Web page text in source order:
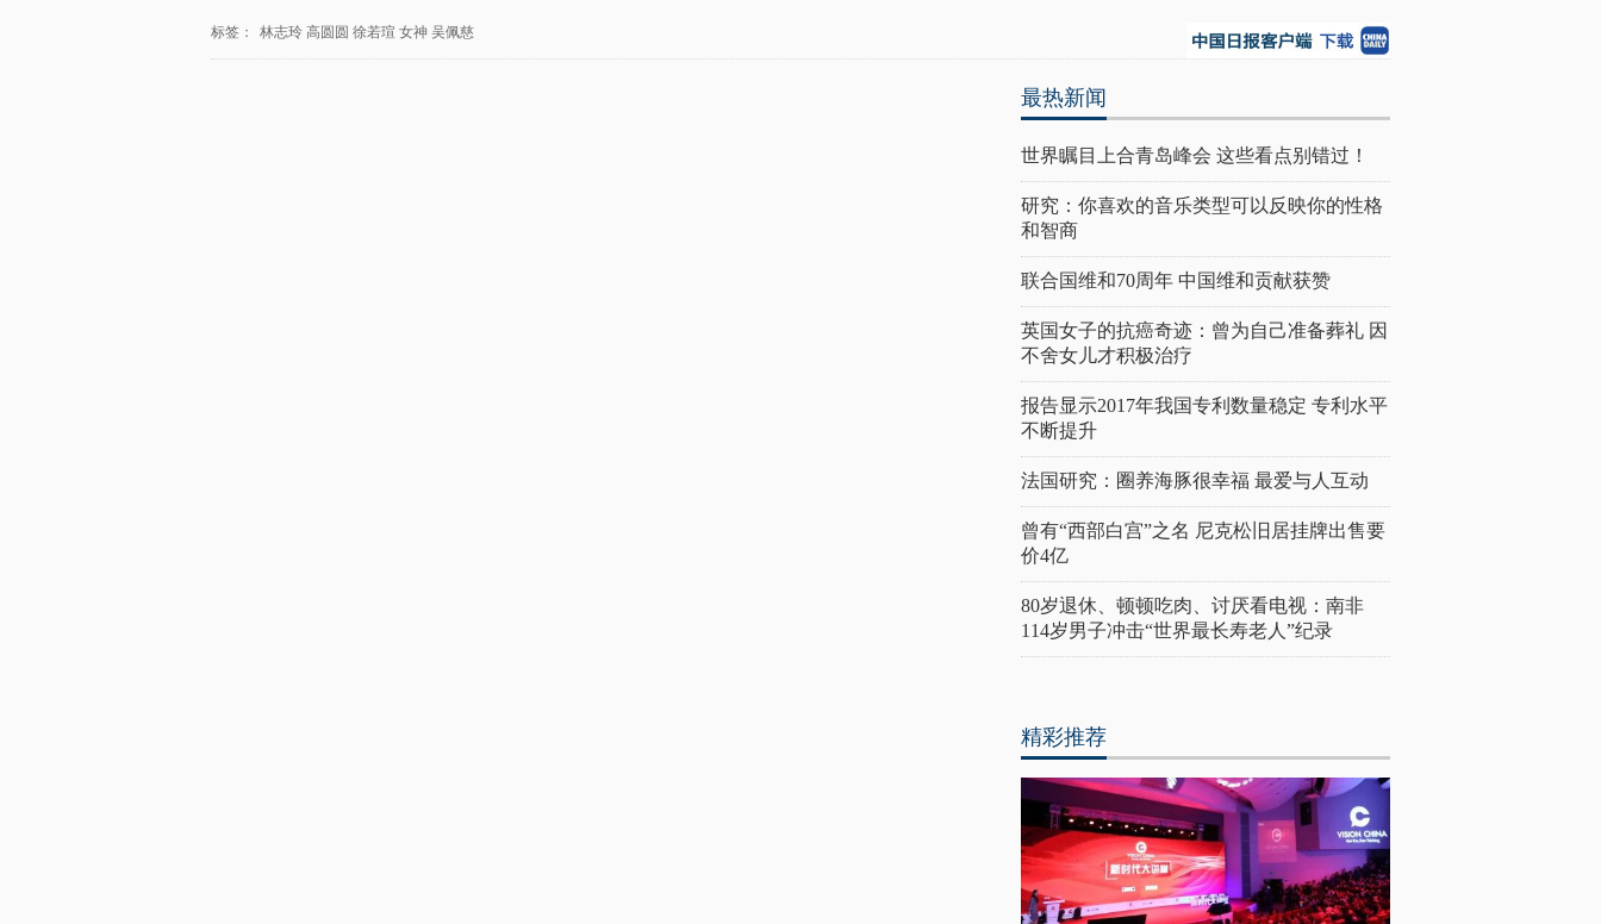
标签： 林志玲 高圆圆 徐若瑄 女神 吴佩慈
最热新闻
世界瞩目上合青岛峰会 这些看点别错过！
研究：你喜欢的音乐类型可以反映你的性格
和智商
联合国维和70周年 中国维和贡献获赞
英国女子的抗癌奇迹：曾为自己准备葬礼 因
不舍女儿才积极治疗
报告显示2017年我国专利数量稳定 专利水平
不断提升
法国研究：圈养海豚很幸福 最爱与人互动
曾有“西部白宫”之名 尼克松旧居挂牌出售要
价4亿
80岁退休、顿顿吃肉、讨厌看电视：南非
114岁男子冲击“世界最长寿老人”纪录
精彩推荐